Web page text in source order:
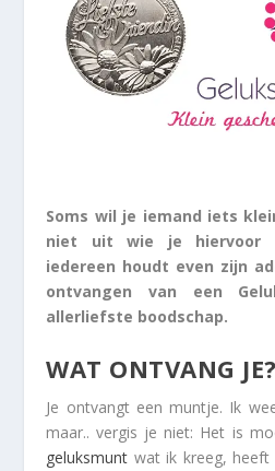
Soms wil je iemand iets
niet uit wie je hiervoor
iedereen houdt even zijn
ontvangen van een
allerliefste boodschap.
WAT ONTVANG JE?
Je ontvangt een muntje. Ik
maar.. vergis je niet: Het is
geluksmunt wat ik kreeg, heeft